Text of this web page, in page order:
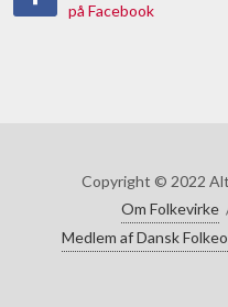
på Facebook
Copyright © 2022
Om Folkevirke
Medlem af Dansk